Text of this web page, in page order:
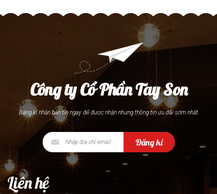
Công ty Cổ Phần Tay Son
Đăng kí nhận bản tin ngay để được nhận nhưng thông tin ưu đãi sớm nhất
Đăng kí
Liên hệ